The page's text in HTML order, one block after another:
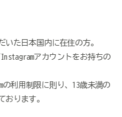
いた日本国内に在住の方。
アカウントをお持ちの
利用制限に則り、13歳未満の
おります。